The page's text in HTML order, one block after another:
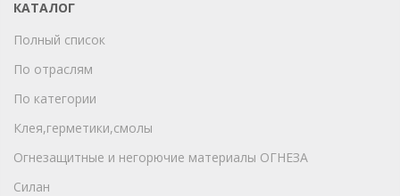
КАТАЛОГ
Полный список
По отраслям
По категории
Клея,герметики,смолы
Огнезащитные и негорючие материалы ОГНЕЗА
Силан